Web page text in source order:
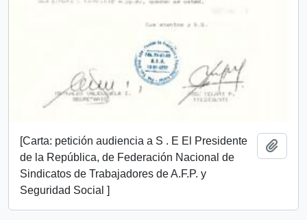
[Carta: petición audiencia a S . E El Presidente
de la República, de Federación Nacional de
Sindicatos de Trabajadores de A.F.P. y
Seguridad Social ]